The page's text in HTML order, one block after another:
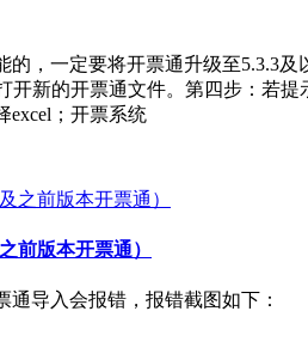
，一定要将开票通升级至5.3.3
开新的开票通文件。第四步：若
excel；开票系统
前版本开票通）
导入会报错，报错截图如下：